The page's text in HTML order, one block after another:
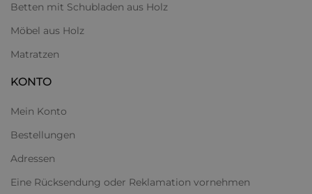
Betten mit Schubladen aus Holz
Möbel aus Holz
Matratzen
KONTO
Mein Konto
Bestellungen
Adressen
Eine Rücksendung oder Reklamation vornehmen